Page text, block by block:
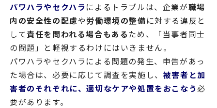
パワハラやセクハラによるトラブルは、企業が職場
内の安全性の配慮や労働環境の整備に対する違反と
して責任を問われる場合もある ため、「当事者同士
の問題」と軽視するわけにはいきません。
パワハラやセクハラによる問題の発生、申告があっ
た場合は、必要に応じて調査を実施し、 被害者と加
害者のそれぞれに、適切なケアや処置をおこなう必
要があります。